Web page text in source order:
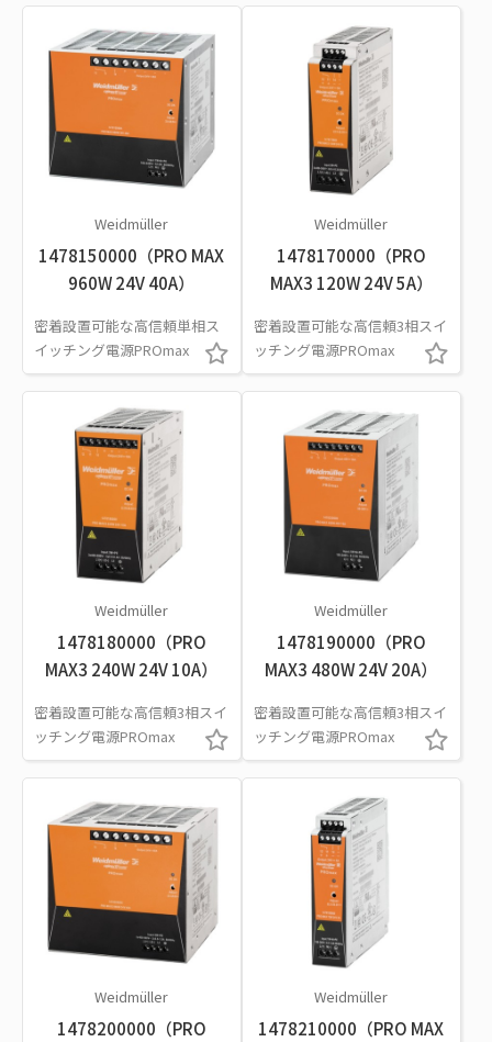
Weidmüller
1478150000（PRO MAX
960W 24V 40A）
密着設置可能な高信頼単相ス
イッチング電源PROmax
Weidmüller
1478170000（PRO
MAX3 120W 24V 5A）
密着設置可能な高信頼3相スイ
ッチング電源PROmax
Weidmüller
1478180000（PRO
MAX3 240W 24V 10A）
密着設置可能な高信頼3相スイ
ッチング電源PROmax
Weidmüller
1478190000（PRO
MAX3 480W 24V 20A）
密着設置可能な高信頼3相スイ
ッチング電源PROmax
Weidmüller
1478200000（PRO
Weidmüller
1478210000（PRO MAX